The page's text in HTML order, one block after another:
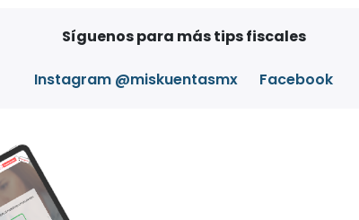
Síguenos para más tips fiscales
Instagram @miskuentasmx Facebook